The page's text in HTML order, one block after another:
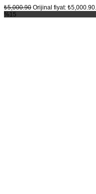
₺5,000.90 Orijinal fiyat: ₺5,000.90.
%15